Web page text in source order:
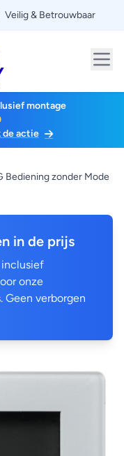
Veilig & Betrouwbaar
montage
de actie
Bediening zonder Mode
in de prijs
onze
verborgen